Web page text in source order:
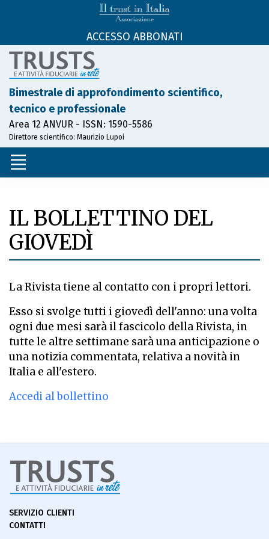
ACCESSO ABBONATI
Bimestrale di approfondimento scientifico,
tecnico e professionale
Area 12 ANVUR - ISSN: 1590-5586
Direttore scientifico: Maurizio Lupoi
IL BOLLETTINO DEL
GIOVEDÌ
La Rivista tiene al contatto con i propri lettori.
Esso si svolge tutti i giovedì dell'anno: una volta
ogni due mesi sarà il fascicolo della Rivista, in
tutte le altre settimane sarà una anticipazione o
una notizia commentata, relativa a novità in
Italia e all'estero.
Accedi al bollettino
SERVIZIO CLIENTI
CONTATTI